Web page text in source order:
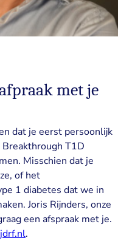
met je
dat je eerst persoonlijk
T1D
Misschien dat je
of het
1 diabetes dat we in
Joris Rijnders, onze
een afspraak met je.
.